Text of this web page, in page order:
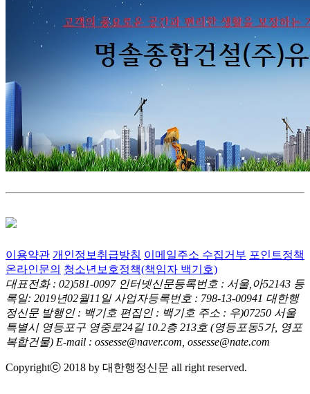
이용약관 개인정보취급방침 이메일주소 수집거부 포인트정책
온라인문의 청소년보호정책(책임자 백기호)
대표전화 : 02)581-0097 인터넷신문등록번호 : 서울,아52143 등
록일: 2019년02월11일 사업자등록번호 : 798-13-00941 대한행
정신문 발행인 : 백기호 편집인 : 백기호 주소 : 우)07250 서울
특별시 영등포구 영중로24길 10.2층 213호 (영등포동5가, 영포
복합건물) E-mail : ossesse@naver.com, ossesse@nate.com
Copyrightⓒ 2018 by 대한행정신문 all right reserved.